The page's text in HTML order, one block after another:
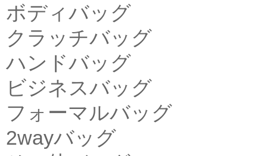
ボディバッグ
クラッチバッグ
ハンドバッグ
ビジネスバッグ
フォーマルバッグ
2wayバッグ